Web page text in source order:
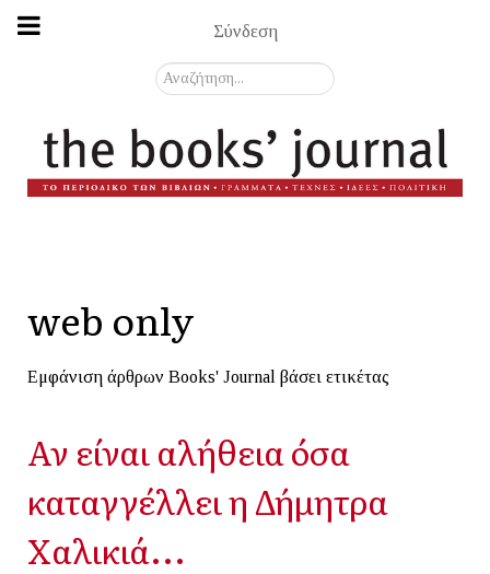
Σύνδεση
Αναζήτηση...
web only
Εμφάνιση άρθρων Books' Journal βάσει ετικέτας
Αν είναι αλήθεια όσα
καταγγέλλει η Δήμητρα
Χαλικιά...